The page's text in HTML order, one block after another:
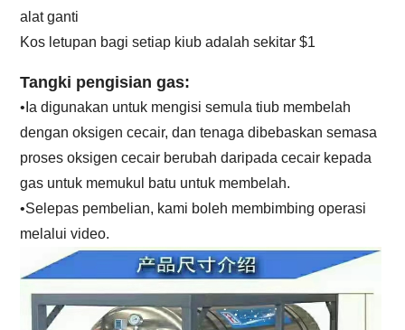
alat ganti
Kos letupan bagi setiap kiub adalah sekitar $1
Tangki pengisian gas:
•Ia digunakan untuk mengisi semula tiub membelah
dengan oksigen cecair, dan tenaga dibebaskan semasa
proses oksigen cecair berubah daripada cecair kepada
gas untuk memukul batu untuk membelah.
•Selepas pembelian, kami boleh membimbing operasi
melalui video.